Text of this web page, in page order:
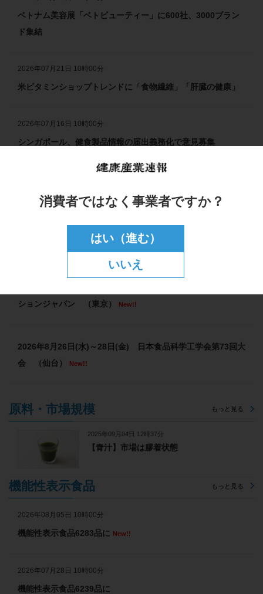
ベトナム美容展「ベトビューティー」に600社、3000ブラン
ド集結
2026年07月21日 10時00分
米ビタミンショップトレンドに「食物繊維」「肝臓の健康」
2026年07月16日 10時00分
シンガポール、健食製品情報の届出義務化で意見募集
イベント・スケジュール
2026年8月29日(土)～30日(日) 日本スポーツ栄養学会第12回
New!!
ションジャパン （東京）
New!!
2026年8月26日(水)～28日(金) 日本食品科学工学会第73回大
会 （仙台）
New!!
原料・市場規模 もっと見る
【青汁】市場は膠着状態
2025年09月04日 12時37分
機能性表示食品 もっと見る
2026年08月05日 10時00分
機能性表示食品6283品に New!!
2026年07月28日 10時00分
機能性表示食品6239品に
消費者ではなく事業者ですか？
はい（進む）
いいえ